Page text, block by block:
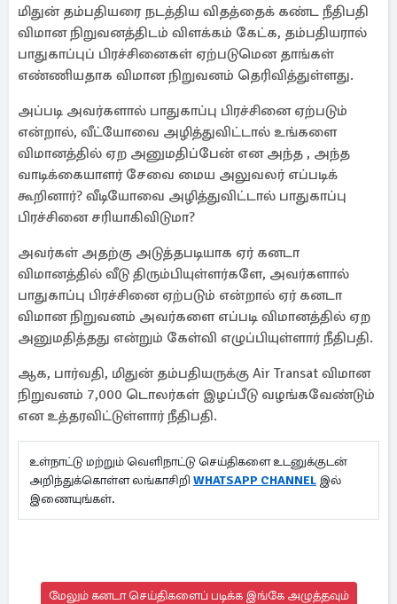
மிதுன் தம்பதியரை நடத்திய விதத்தைக் கண்ட நீதிபதி
விமான நிறுவனத்திடம் விளக்கம் கேட்க, தம்பதியரால்
பாதுகாப்புப் பிரச்சினைகள் ஏற்படுமென தாங்கள்
எண்ணியதாக விமான நிறுவனம் தெரிவித்துள்ளது.
அப்படி அவர்களால் பாதுகாப்பு பிரச்சினை ஏற்படும்
என்றால், வீட்யோவை அழித்துவிட்டால் உங்களை
விமானத்தில் ஏற அனுமதிப்பேன் என அந்த , அந்த
வாடிக்கையாளர் சேவை மைய அலுவலர் எப்படிக்
கூறினார்? வீடியோவை அழித்துவிட்டால் பாதுகாப்பு
பிரச்சினை சரியாகிவிடுமா?
அவர்கள் அதற்கு அடுத்தபடியாக ஏர் கனடா
விமானத்தில் வீடு திரும்பியுள்ளர்களே, அவர்களால்
பாதுகாப்பு பிரச்சினை ஏற்படும் என்றால் ஏர் கனடா
விமான நிறுவனம் அவர்களை எப்படி விமானத்தில் ஏற
அனுமதித்தது என்றும் கேள்வி எழுப்பியுள்ளார் நீதிபதி.
ஆக, பார்வதி, மிதுன் தம்பதியருக்கு Air Transat விமான
நிறுவனம் 7,000 டொலர்கள் இழப்பீடு வழங்கவேண்டும்
என உத்தரவிட்டுள்ளார் நீதிபதி.
உள்நாட்டு மற்றும் வெளிநாட்டு செய்திகளை உடனுக்குடன்
அறிந்துக்கொள்ள லங்காசிறி WHATSAPP CHANNEL இல்
இணையுங்கள்.
மேலும் கனடா செய்திகளைப் படிக்க இங்கே அழுத்தவும்